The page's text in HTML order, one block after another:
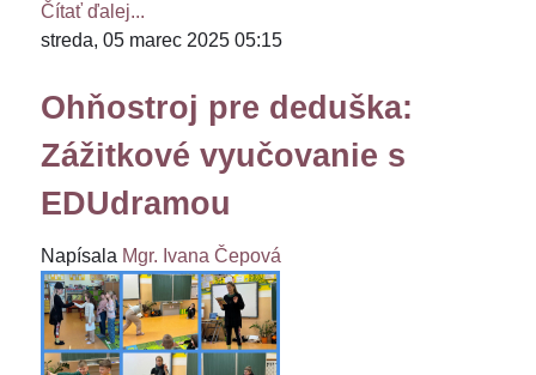
Čítať ďalej...
streda, 05 marec 2025 05:15
Ohňostroj pre deduška:
Zážitkové vyučovanie s
EDUdramou
Napísala Mgr. Ivana Čepová